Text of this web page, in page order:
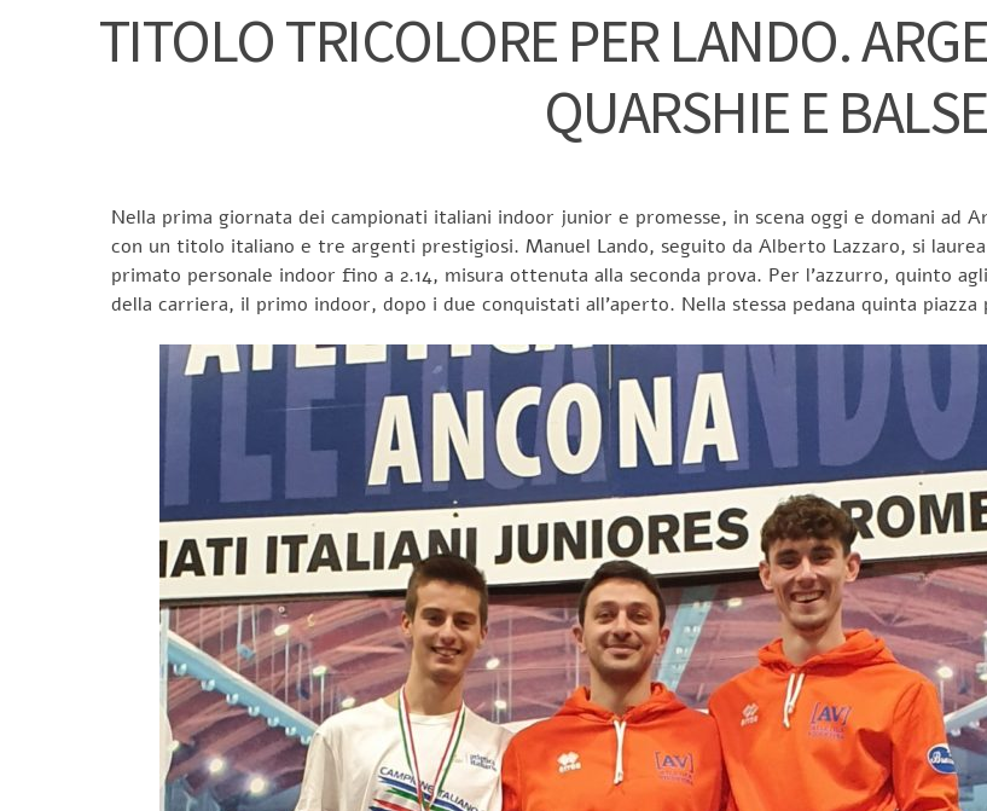
TITOLO TRICOLORE PER LANDO.
QUARSHIE E
Nella prima giornata dei campionati italiani indoor junior e promesse, in scena oggi e domani ad
con un titolo italiano e tre argenti prestigiosi. Manuel Lando, seguito da Alberto Lazzaro, si
primato personale indoor fino a 2.14, misura ottenuta alla seconda prova. Per l’azzurro, quinto
della carriera, il primo indoor, dopo i due conquistati all’aperto. Nella stessa pedana quinta